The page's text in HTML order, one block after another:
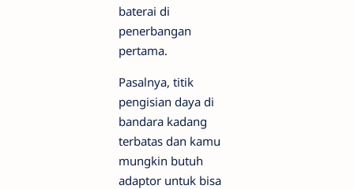
baterai di
penerbangan
pertama.
Pasalnya, titik
pengisian daya di
bandara kadang
terbatas dan kamu
mungkin butuh
adaptor untuk bisa